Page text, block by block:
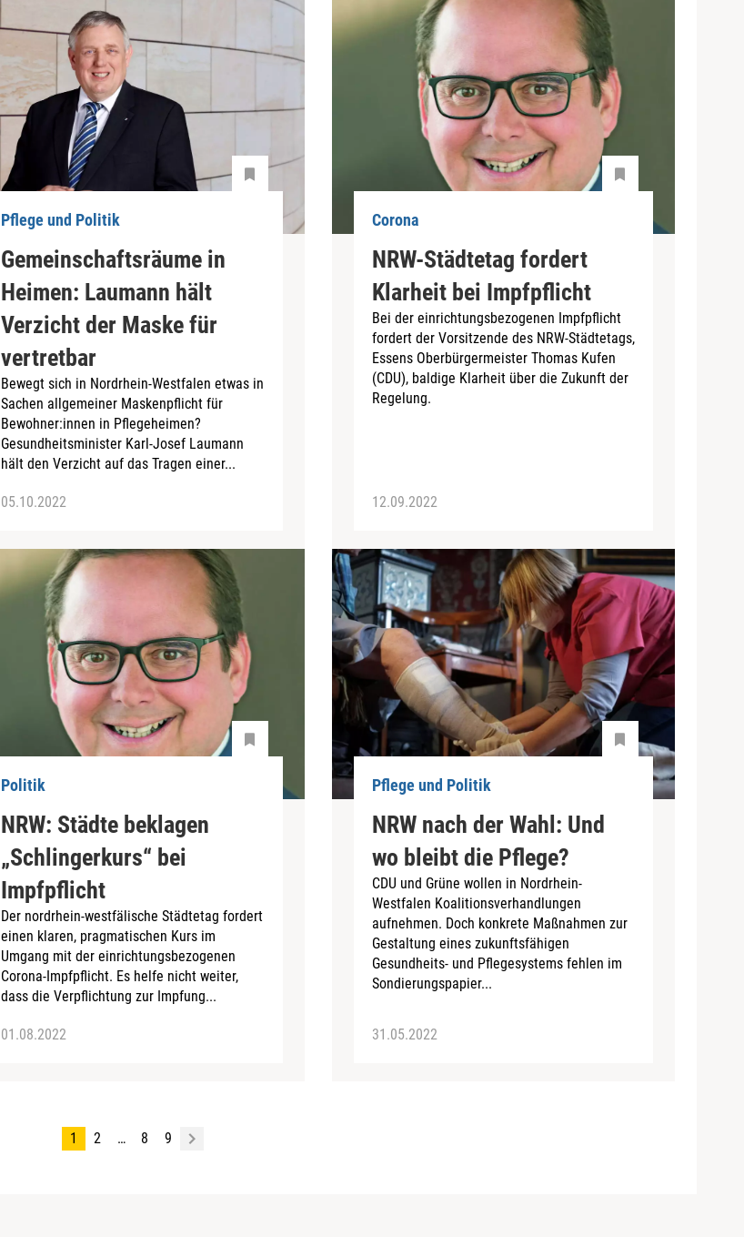
Pflege und Politik
Gemeinschaftsräume in
Heimen: Laumann hält
Verzicht der Maske für
vertretbar
Bewegt sich in Nordrhein-Westfalen etwas in
Sachen allgemeiner Maskenpflicht für
Bewohner:innen in Pflegeheimen?
Gesundheitsminister Karl-Josef Laumann
hält den Verzicht auf das Tragen einer...
05.10.2022
Corona
NRW-Städtetag fordert
Klarheit bei Impfpflicht
Bei der einrichtungsbezogenen Impfpflicht
fordert der Vorsitzende des NRW-Städtetags,
Essens Oberbürgermeister Thomas Kufen
(CDU), baldige Klarheit über die Zukunft der
Regelung.
12.09.2022
Politik
NRW: Städte beklagen
„Schlingerkurs“ bei
Impfpflicht
Der nordrhein-westfälische Städtetag fordert
einen klaren, pragmatischen Kurs im
Umgang mit der einrichtungsbezogenen
Corona-Impfpflicht. Es helfe nicht weiter,
dass die Verpflichtung zur Impfung...
01.08.2022
Pflege und Politik
NRW nach der Wahl: Und
wo bleibt die Pflege?
CDU und Grüne wollen in Nordrhein-
Westfalen Koalitionsverhandlungen
aufnehmen. Doch konkrete Maßnahmen zur
Gestaltung eines zukunftsfähigen
Gesundheits- und Pflegesystems fehlen im
Sondierungspapier...
31.05.2022
1 2 … 8 9